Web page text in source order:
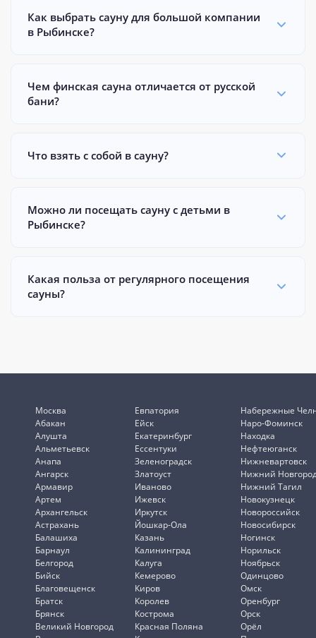
Как выбрать сауну для большой компании
в Рыбинске?
Чем финская сауна отличается от русской
бани?
Что взять с собой в сауну?
Можно ли посещать сауну с детьми в
Рыбинске?
Какая польза от регулярного посещения
сауны?
Москва
Абакан
Алушта
Альметьевск
Анапа
Ангарск
Армавир
Артем
Архангельск
Астрахань
Балашиха
Барнаул
Белгород
Бийск
Благовещенск
Братск
Брянск
Великий Новгород
Евпатория
Ейск
Екатеринбург
Ессентуки
Зеленоградск
Златоуст
Иваново
Ижевск
Иркутск
Йошкар-Ола
Казань
Калининград
Калуга
Кемерово
Киров
Королев
Кострома
Красная Поляна
Набережные
Наро-Фоминск
Находка
Нефтеюганск
Нижневартовск
Нижний
Нижний Тагил
Новокузнецк
Новороссийск
Новосибирск
Ногинск
Норильск
Ноябрьск
Одинцово
Омск
Оренбург
Орск
Орёл